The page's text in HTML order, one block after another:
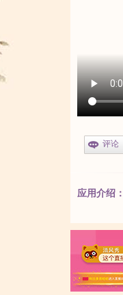
评论
应用介绍：